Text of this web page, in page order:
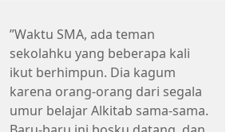
”Waktu SMA, ada teman
sekolahku yang beberapa kali
ikut berhimpun. Dia kagum
karena orang-orang dari segala
umur belajar Alkitab sama-sama.